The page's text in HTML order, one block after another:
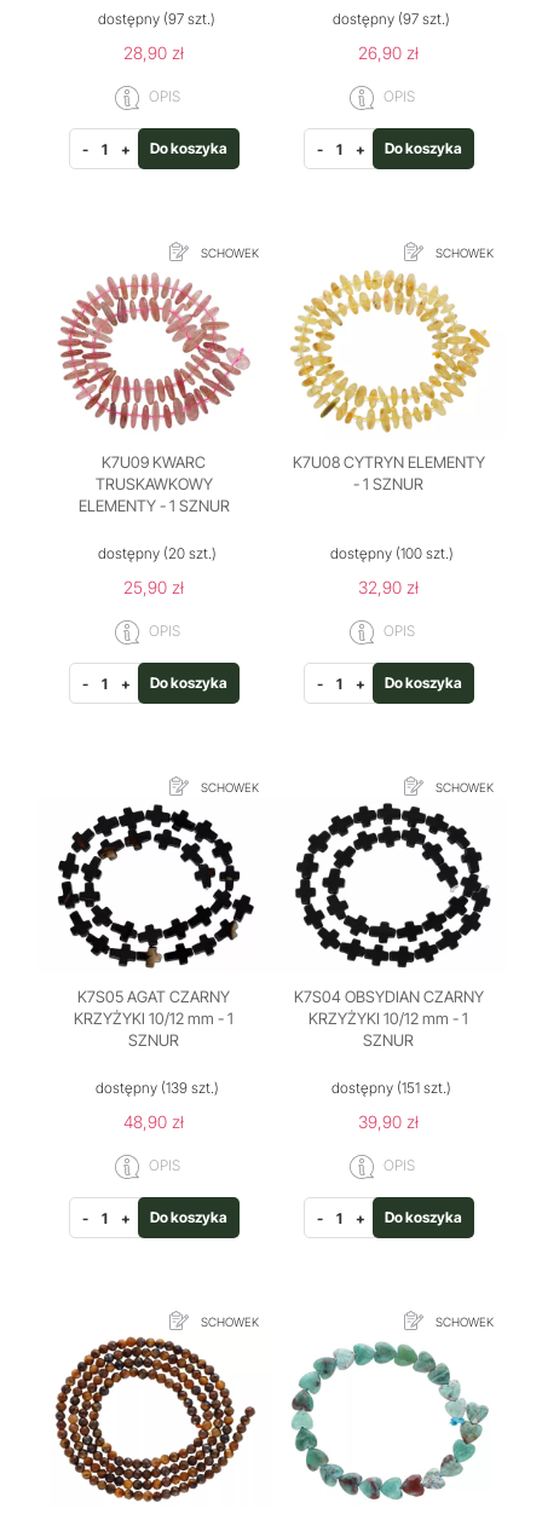
dostępny (97 szt.)
28,90 zł
OPIS
- + Do koszyka
dostępny (97 szt.)
26,90 zł
OPIS
- + Do koszyka
SCHOWEK
K7U09 KWARC
TRUSKAWKOWY
ELEMENTY - 1 SZNUR
dostępny(20 szt.)
25,90 zł
OPIS
- + Do koszyka
SCHOWEK
K7U08 CYTRYN ELEMENTY
- 1 SZNUR
dostępny(100 szt.)
32,90 zł
OPIS
- + Do koszyka
SCHOWEK
K7S05 AGAT CZARNY
KRZYŻYKI 10/12 mm - 1
SZNUR
dostępny(139 szt.)
48,90 zł
OPIS
- + Do koszyka
SCHOWEK
K7S04 OBSYDIAN CZARNY
KRZYŻYKI 10/12 mm - 1
SZNUR
dostępny (151 szt.)
39,90 zł
OPIS
- + Do koszyka
SCHOWEK SCHOWEK